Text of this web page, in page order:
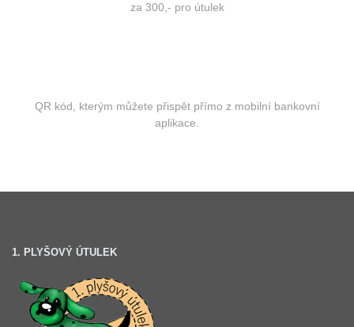
za 300,- pro útulek
QR kód, kterým můžete přispět přímo z mobilní bankovní
aplikace.
1. PLYŠOVÝ ÚTULEK